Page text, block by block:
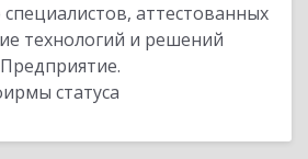
аттестованных
технологий и решений
статуса